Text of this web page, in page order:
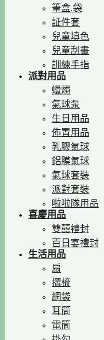
筆盒.袋
証件套
兒童填色
兒童刮畫
訓練手指
派對用品
蠟燭
氣球泵
生日用品
佈置用品
乳膠氣球
鋁膜氣球
氣球套裝
派對套裝
啦啦隊用品
喜慶用品
雙囍禮封
百日宴禮封
生活用品
扇
摺梳
網袋
耳筒
電筒